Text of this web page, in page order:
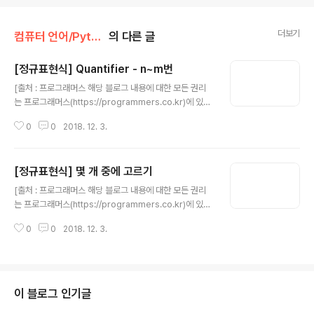
컴퓨터 언어/Python 의 다른 글 더보기
[정규표현식] Quantifier - n~m번
[출처 : 프로그래머스 해당 블로그 내용에 대한 모든 권리
는 프로그래머스(https://programmers.co.kr)에 있
하지만 전화번호의 첫 부분은 숫자가 2번(예. 02) 또는 3
숫자가 2~3자리, 가운데는 3~4자리, 마지막은 4자리이
므로 전화번호는 \d{2,3}[- ]?\d{3,4}[- ]?\d{4}와 같이
표현하면 됩니다. 코드의 regex에 \d{2,3}[- ]?\d{3,4}
0 0 2018. 12. 3.
[정규표현식] 몇 개 중에 고르기
[출처 : 프로그래머스 해당 블로그 내용에 대한 모든 권리
는 프로그래머스(https://programmers.co.kr)에 있
싶을때는 어떻게 할까요?그럴때는 [aeiou]라고 적어주면
보세요. search_target에서 찾을 수 있는 영어 모음이 순
서대로 나오는것을 확인할 수 있습니다.
0 0 2018. 12. 3.
이 블로그 인기글